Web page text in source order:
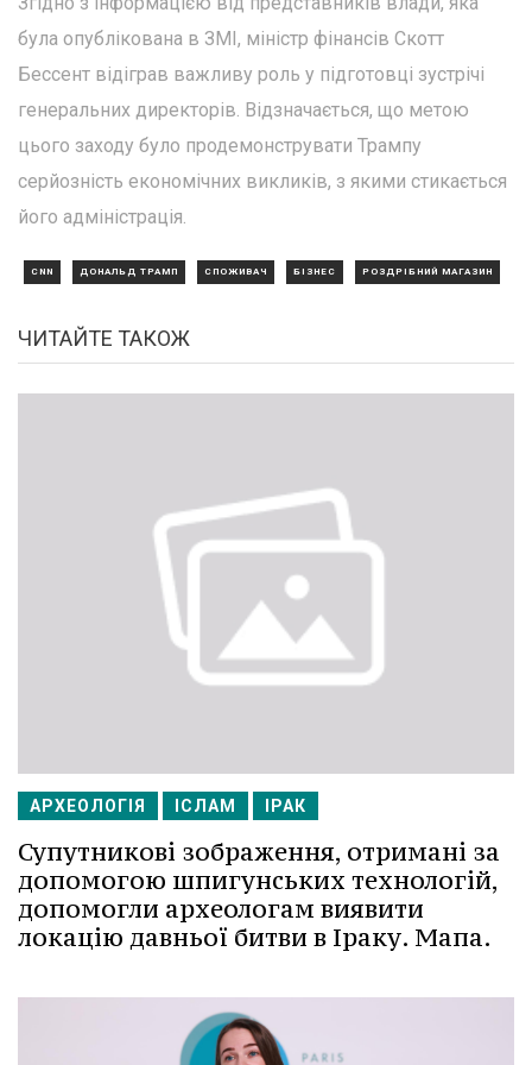
була опублікована в ЗМІ, міністр фінансів Скотт
Бессент відіграв важливу роль у підготовці зустрічі
генеральних директорів. Відзначається, що метою
цього заходу було продемонструвати Трампу
серйозність економічних викликів, з якими стикається
його адміністрація.
CNN ДОНАЛЬД ТРАМП СПОЖИВАЧ БІЗНЕС РОЗДРІБНИЙ МАГАЗИН
ЧИТАЙТЕ ТАКОЖ
АРХЕОЛОГІЯ ІСЛАМ ІРАК
Супутникові зображення, отримані за
допомогою шпигунських технологій,
допомогли археологам виявити
локацію давньої битви в Іраку. Мапа.